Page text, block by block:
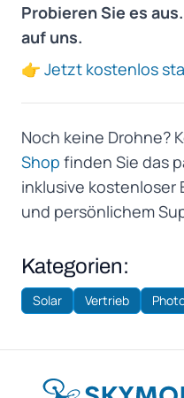
Probieren Sie es
auf uns.
👉 Jetzt kostenlos
Noch keine Drohne?
Shop finden Sie das
inklusive
und persönlichem
Kategorien:
Solar Vertrieb